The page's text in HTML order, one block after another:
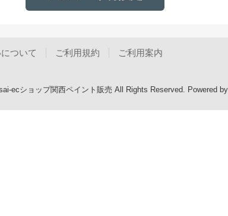
ついて ご利用規約 ご利用案内
ecショップ関西ペイント販売 All Rights Reserved. Powered by